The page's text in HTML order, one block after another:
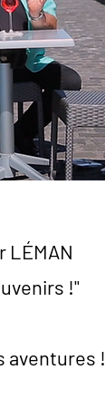
LÉMAN
!"
aventures !